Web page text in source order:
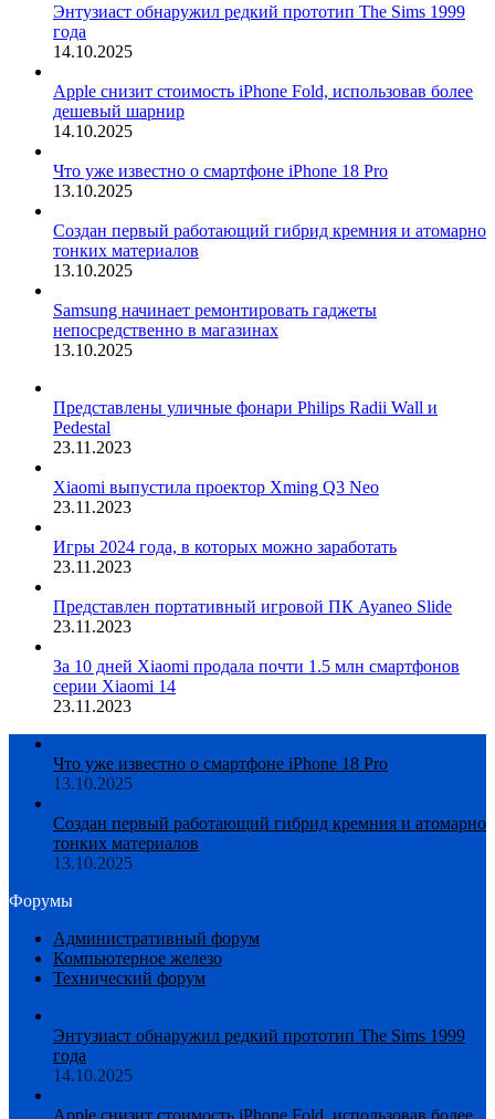
Энтузиаст обнаружил редкий прототип The Sims 1999
года
14.10.2025
Apple снизит стоимость iPhone Fold, использовав более
дешевый шарнир
14.10.2025
Что уже известно о смартфоне iPhone 18 Pro
13.10.2025
Создан первый работающий гибрид кремния и атомарно
тонких материалов
13.10.2025
Samsung начинает ремонтировать гаджеты
непосредственно в магазинах
13.10.2025
Представлены уличные фонари Philips Radii Wall и
Pedestal
23.11.2023
Xiaomi выпустила проектор Xming Q3 Neo
23.11.2023
Игры 2024 года, в которых можно заработать
23.11.2023
Представлен портативный игровой ПК Ayaneo Slide
23.11.2023
За 10 дней Xiaomi продала почти 1.5 млн смартфонов
серии Xiaomi 14
23.11.2023
Что уже известно о смартфоне iPhone 18 Pro
13.10.2025
Создан первый работающий гибрид кремния и атомарно
тонких материалов
13.10.2025
Форумы
Административный форум
Компьютерное железо
Технический форум
Энтузиаст обнаружил редкий прототип The Sims 1999
года
14.10.2025
Apple снизит стоимость iPhone Fold, использовав более